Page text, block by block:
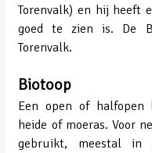
Torenvalk) en hij heeft
goed te zien is. De
Torenvalk.
Biotoop
Een open of halfopen
heide of moeras. Voor
gebruikt, meestal